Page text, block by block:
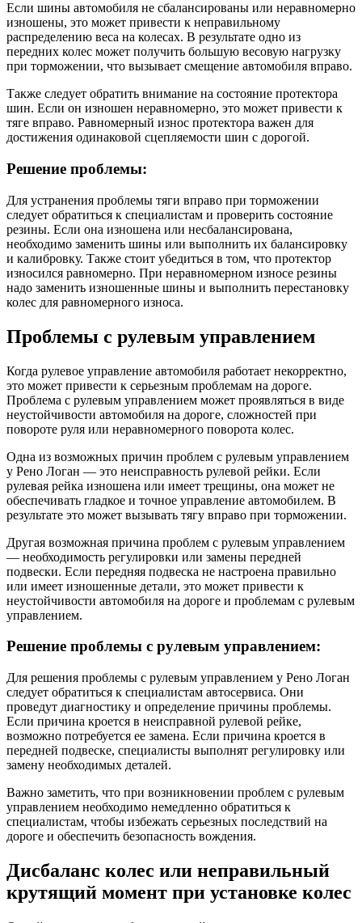
Если шины автомобиля не сбалансированы или неравномерно
изношены, это может привести к неправильному
распределению веса на колесах. В результате одно из
передних колес может получить большую весовую нагрузку
при торможении, что вызывает смещение автомобиля вправо.
Также следует обратить внимание на состояние протектора
шин. Если он изношен неравномерно, это может привести к
тяге вправо. Равномерный износ протектора важен для
достижения одинаковой сцепляемости шин с дорогой.
Решение проблемы:
Для устранения проблемы тяги вправо при торможении
следует обратиться к специалистам и проверить состояние
резины. Если она изношена или несбалансирована,
необходимо заменить шины или выполнить их балансировку
и калибровку. Также стоит убедиться в том, что протектор
износился равномерно. При неравномерном износе резины
надо заменить изношенные шины и выполнить перестановку
колес для равномерного износа.
Проблемы с рулевым управлением
Когда рулевое управление автомобиля работает некорректно,
это может привести к серьезным проблемам на дороге.
Проблема с рулевым управлением может проявляться в виде
неустойчивости автомобиля на дороге, сложностей при
повороте руля или неравномерного поворота колес.
Одна из возможных причин проблем с рулевым управлением
у Рено Логан — это неисправность рулевой рейки. Если
рулевая рейка изношена или имеет трещины, она может не
обеспечивать гладкое и точное управление автомобилем. В
результате это может вызывать тягу вправо при торможении.
Другая возможная причина проблем с рулевым управлением
— необходимость регулировки или замены передней
подвески. Если передняя подвеска не настроена правильно
или имеет изношенные детали, это может привести к
неустойчивости автомобиля на дороге и проблемам с рулевым
управлением.
Решение проблемы с рулевым управлением:
Для решения проблемы с рулевым управлением у Рено Логан
следует обратиться к специалистам автосервиса. Они
проведут диагностику и определение причины проблемы.
Если причина кроется в неисправной рулевой рейке,
возможно потребуется ее замена. Если причина кроется в
передней подвеске, специалисты выполнят регулировку или
замену необходимых деталей.
Важно заметить, что при возникновении проблем с рулевым
управлением необходимо немедленно обратиться к
специалистам, чтобы избежать серьезных последствий на
дороге и обеспечить безопасность вождения.
Дисбаланс колес или неправильный
крутящий момент при установке колес